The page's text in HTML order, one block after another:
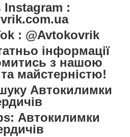
:
: @Avtokovrik
інформації
з нашою
майстерністю!
Автокилимки
Автокилимки